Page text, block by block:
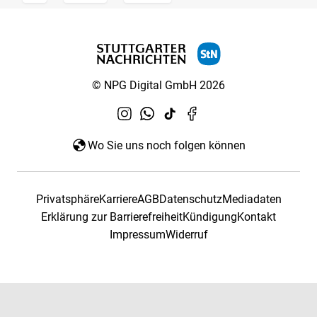
© NPG Digital GmbH 2026
Wo Sie uns noch folgen können
PrivatsphäreKarriereAGBDatenschutzMediadaten
Erklärung zur BarrierefreiheitKündigungKontakt
ImpressumWiderruf